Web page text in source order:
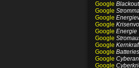
Google Blackout
Google
Google
Google
Google Energie
Google
Google
Google
Google
Google